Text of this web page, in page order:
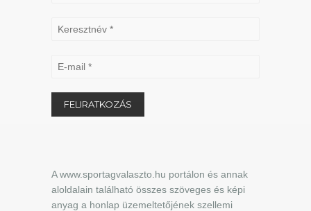
A www.sportagvalaszto.hu portálon és annak
aloldalain található összes szöveges és képi
anyag a honlap üzemeltetőjének szellemi